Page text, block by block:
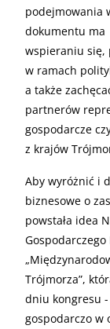
podejmowania
dokumentu ma
wspieraniu się,
w ramach
a także
partnerów
gospodarcze
z krajów
Aby wyróżnić i
biznesowe o
powstała idea
Trójmorza”,
dniu kongresu
gospodarczo w